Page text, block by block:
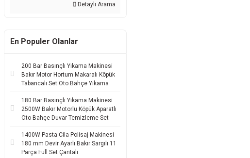
Detaylı Arama
En Populer Olanlar
200 Bar Basınçlı Yıkama Makinesi
Bakır Motor Hortum Makaralı Köpük
Tabancalı Set Oto Bahçe Yıkama
180 Bar Basınçlı Yıkama Makinesi
2500W Bakır Motorlu Köpük Aparatlı
Oto Bahçe Duvar Temizleme Set
1400W Pasta Cila Polisaj Makinesi
180 mm Devir Ayarlı Bakır Sargılı 11
Parça Full Set Çantalı